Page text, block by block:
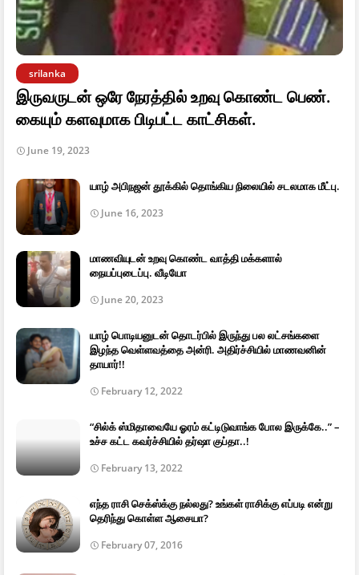
srilanka
இருவருடன் ஒரே நேரத்தில் உறவு கொண்ட பெண்.
கையும் களவுமாக பிடிபட்ட காட்சிகள்.
June 19, 2023
யாழ் அபிநஜன் தூக்கில் தொங்கிய நிலையில் சடலமாக மீட்பு.
June 16, 2023
மாணவியுடன் உறவு கொண்ட வாத்தி மக்களால்
நையப்புடைப்பு. வீடியோ
June 20, 2023
யாழ் பொடியனுடன் தொடர்பில் இருந்து பல லட்சங்களை
இழந்த வெள்ளவத்தை அன்ரி. அதிர்ச்சியில் மாணவனின்
தாயார்!!
February 12, 2022
“சில்க் ஸ்மிதாவையே ஓரம் கட்டிடுவாங்க போல இருக்கே..” –
உச்ச கட்ட கவர்ச்சியில் தர்ஷா குப்தா..!
February 13, 2022
எந்த ராசி செக்ஸ்க்கு நல்லது? உங்கள் ராசிக்கு எப்படி என்று
தெரிந்து கொள்ள ஆசையா?
February 07, 2016